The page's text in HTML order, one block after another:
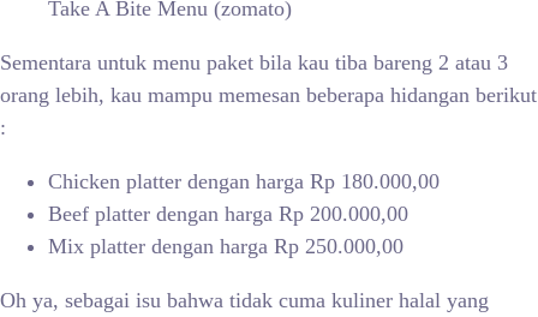
Take A Bite Menu (zomato)
Sementara untuk menu paket bila kau tiba bareng 2 atau 3
orang lebih, kau mampu memesan beberapa hidangan berikut
:
Chicken platter dengan harga Rp 180.000,00
Beef platter dengan harga Rp 200.000,00
Mix platter dengan harga Rp 250.000,00
Oh ya, sebagai isu bahwa tidak cuma kuliner halal yang